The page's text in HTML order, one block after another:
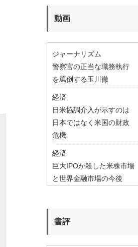
動画
ジャーナリズム
警察官の正当な職務執行
を罵倒する玉川徹
経済
日米協調介入が示すのは
日本ではなく米国の財政
危機
経済
巨大IPOが殺した米株市場
と世界金融市場の今後
書評